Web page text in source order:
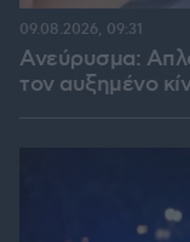
Ανεύρυσμα:
τον αυξημένο
09.08.2026, 09:31